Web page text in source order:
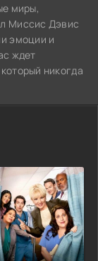
миры,
Миссис Дэвис
эмоции и
ждет
никогда